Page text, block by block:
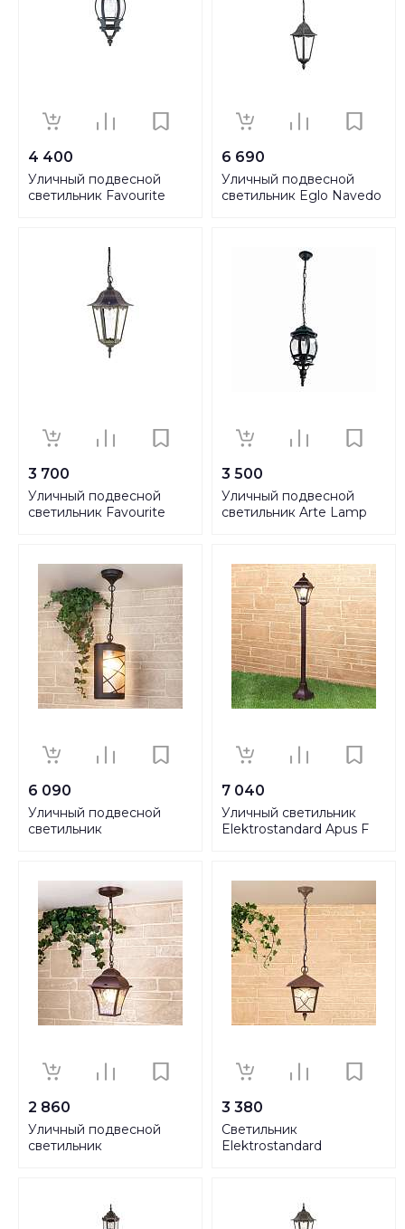
4 400
Уличный подвесной
светильник Favourite
6 690
Уличный подвесной
светильник Eglo Navedo
3 700
Уличный подвесной
светильник Favourite
3 500
Уличный подвесной
светильник Arte Lamp
6 090
Уличный подвесной
cветильник
7 040
Уличный cветильник
Elektrostandard Apus F
2 860
Уличный подвесной
cветильник
3 380
Светильник
Elektrostandard